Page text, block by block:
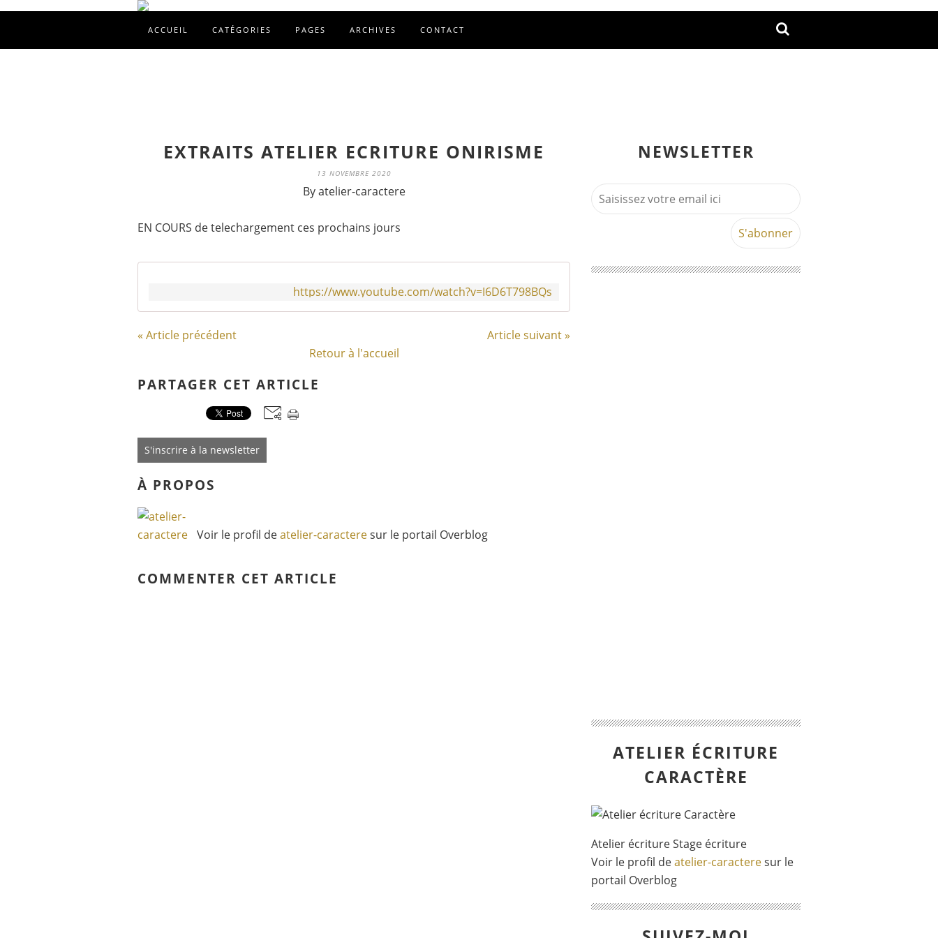
ACCUEIL CATÉGORIES PAGES ARCHIVES CONTACT
EXTRAITS ATELIER ECRITURE ONIRISME
13 NOVEMBRE 2020
By atelier-caractere
EN COURS de telechargement ces prochains jours
https://www.youtube.com/watch?v=I6D6T798BQs
« Article précédent
Article suivant »
Retour à l'accueil
PARTAGER CET ARTICLE
S'inscrire à la newsletter
À PROPOS
Voir le profil deatelier-caracteresur le portail Overblog
COMMENTER CET ARTICLE
NEWSLETTER
ATELIER ÉCRITURE
CARACTÈRE
Atelier écriture Stage écriture
Voir le profil deatelier-caracteresur le
portail Overblog